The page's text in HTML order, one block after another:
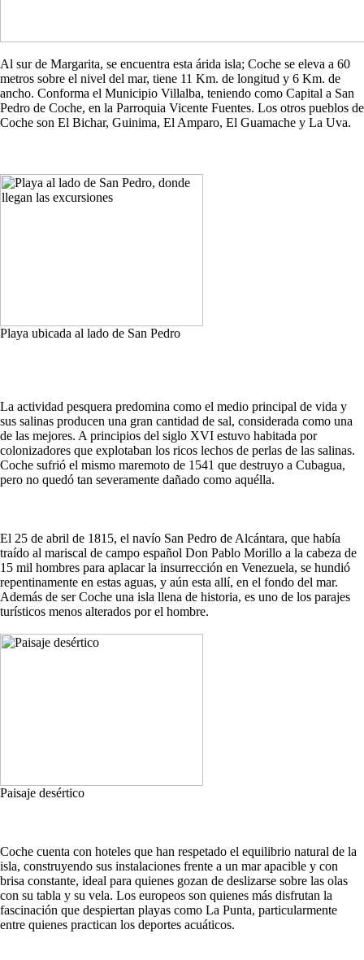
Al sur de Margarita, se encuentra esta árida isla; Coche se eleva a 60
metros sobre el nivel del mar, tiene 11 Km. de longitud y 6 Km. de
ancho. Conforma el Municipio Villalba, teniendo como Capital a San
Pedro de Coche, en la Parroquia Vicente Fuentes. Los otros pueblos de
Coche son El Bichar, Guinima, El Amparo, El Guamache y La Uva.
Playa ubicada al lado de San Pedro
La actividad pesquera predomina como el medio principal de vida y
sus salinas producen una gran cantidad de sal, considerada como una
de las mejores. A principios del siglo XVI estuvo habitada por
colonizadores que explotaban los ricos lechos de perlas de las salinas.
Coche sufrió el mismo maremoto de 1541 que destruyo a Cubagua,
pero no quedó tan severamente dañado como aquélla.
El 25 de abril de 1815, el navío San Pedro de Alcántara, que había
traído al mariscal de campo español Don Pablo Morillo a la cabeza de
15 mil hombres para aplacar la insurrección en Venezuela, se hundió
repentinamente en estas aguas, y aún esta allí, en el fondo del mar.
Además de ser Coche una isla llena de historia, es uno de los parajes
turísticos menos alterados por el hombre.
Paisaje desértico
Coche cuenta con hoteles que han respetado el equilibrio natural de la
isla, construyendo sus instalaciones frente a un mar apacible y con
brisa constante, ideal para quienes gozan de deslizarse sobre las olas
con su tabla y su vela. Los europeos son quienes más disfrutan la
fascinación que despiertan playas como La Punta, particularmente
entre quienes practican los deportes acuáticos.